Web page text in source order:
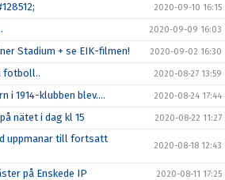
2020-09-10 16:15
2020-09-09 16:03
Stadium + se EIK-filmen! 2020-09-02 16:30
fotboll.. 2020-08-27 13:59
i 1914-klubben blev.... 2020-08-24 17:44
nätet i dag kl 15 2020-08-22 11:27
uppmanar till fortsatt
2020-08-18 12:43
på Enskede IP 2020-08-11 17:25